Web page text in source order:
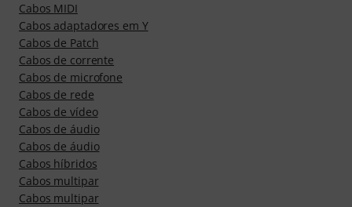
Cabos MIDI
Cabos adaptadores em Y
Cabos de Patch
Cabos de corrente
Cabos de microfone
Cabos de rede
Cabos de vídeo
Cabos de áudio
Cabos de áudio
Cabos híbridos
Cabos multipar
Cabos multipar